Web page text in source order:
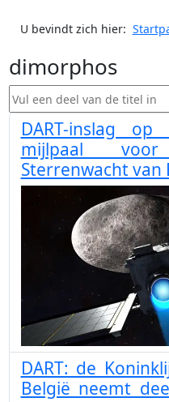
U bevindt zich hier:
dimorphos
Vul een deel van de titel in
DART-inslag
mijlpaal
Sterrenwacht van
DART: de
België neemt